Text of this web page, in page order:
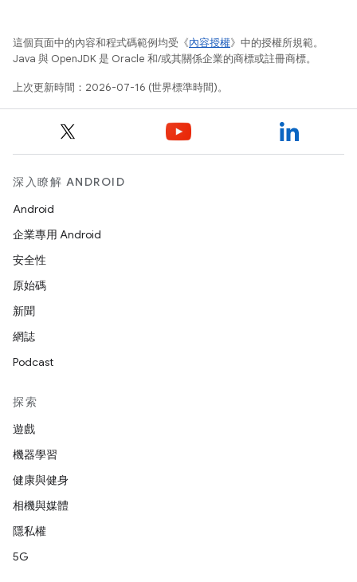
這個頁面中的內容和程式碼範例均受《內容授權》中的授權所規範。
Java 與 OpenJDK 是 Oracle 和/或其關係企業的商標或註冊商標。
上次更新時間：2026-07-16 (世界標準時間)。
深入瞭解 ANDROID
Android
企業專用 Android
安全性
原始碼
新聞
網誌
Podcast
探索
遊戲
機器學習
健康與健身
相機與媒體
隱私權
5G